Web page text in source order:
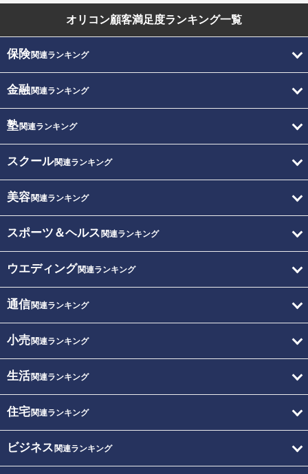
オリコン顧客満足度ランキング一覧
保険関連ランキング
金融関連ランキング
塾関連ランキング
スクール関連ランキング
美容関連ランキング
スポーツ＆ヘルス 関連ランキング
ウエディング関連ランキング
通信関連ランキング
小売関連ランキング
生活関連ランキング
住宅関連ランキング
ビジネス 関連ランキング